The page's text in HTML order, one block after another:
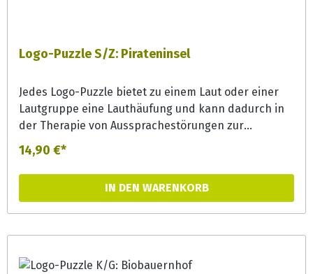
Logo-Puzzle S/Z: Pirateninsel
Jedes Logo-Puzzle bietet zu einem Laut oder einer
Lautgruppe eine Lauthäufung und kann dadurch in
der Therapie von Aussprachestörungen zur
Lautgeneralisierung effizient eingesetzt werden.
Aber auch in der Förderung bieten die Puzzles bunte
Erzählanlässe und können zur
Phonemsensibilisierung und Wortschatzerweiterung
14,90 €*
IN DEN WARENKORB